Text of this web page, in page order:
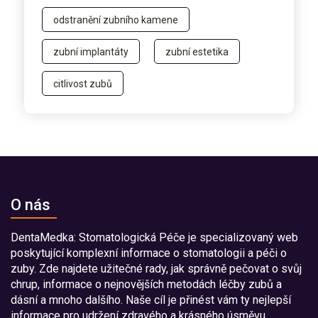
odstranění zubního kamene
zubní implantáty zubní estetika
citlivost zubů
O nás
DentaMedka: Stomatologická Péče je specializovaný web
poskytující komplexní informace o stomatologii a péči o
zuby. Zde najdete užitečné rady, jak správně pečovat o svůj
chrup, informace o nejnovějších metodách léčby zubů a
dásní a mnoho dalšího. Naše cíl je přinést vám ty nejlepší